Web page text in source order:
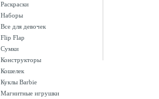
Раскраски
Наборы
Все для девочек
Flip Flap
Сумки
Конструкторы
Кошелек
Куклы Barbie
Магнитные игрушки